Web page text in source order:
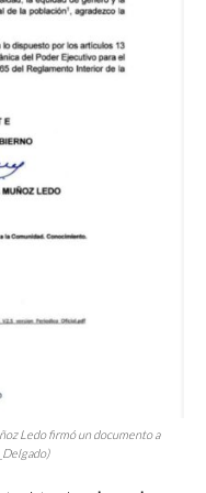
Ledo firmó un documento a